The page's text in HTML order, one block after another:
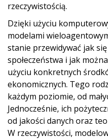
rzeczywistością.
Dzięki użyciu
modelami
stanie przewidywać jak
społeczeństwa i jak
użyciu konkretnych
ekonomicznych. Tego
każdym poziomie, od
Jednocześnie, ich
od jakości danych oraz
W rzeczywistości,